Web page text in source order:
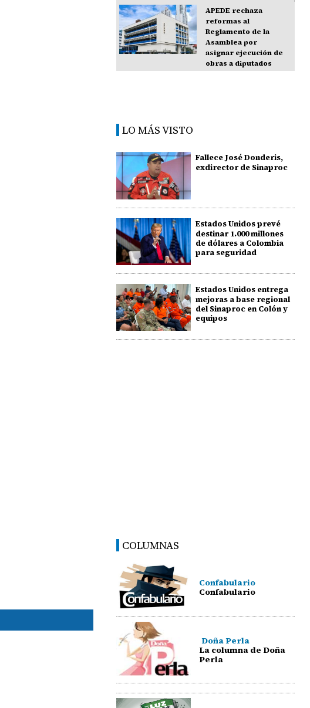
APEDE rechaza
reformas al
Reglamento de la
Asamblea por
asignar ejecución de
obras a diputados
LO MÁS VISTO
Fallece José Donderis,
exdirector de Sinaproc
Estados Unidos prevé
destinar 1.000 millones
de dólares a Colombia
para seguridad
Estados Unidos entrega
mejoras a base regional
del Sinaproc en Colón y
equipos
COLUMNAS
Confabulario
Confabulario
Doña Perla
La columna de Doña
Perla